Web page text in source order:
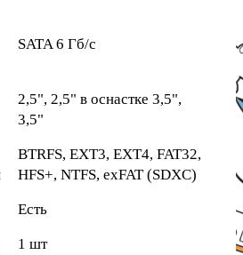
SATA 6 Гб/с
2,5", 2,5" в оснастке 3,5",
3,5"
BTRFS, EXT3, EXT4, FAT32,
HFS+, NTFS, exFAT (SDXC)
Есть
1 шт